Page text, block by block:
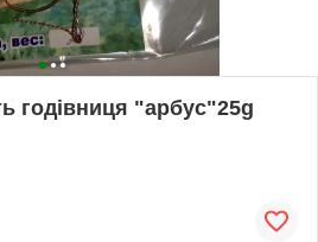
годівниця "арбус"25g